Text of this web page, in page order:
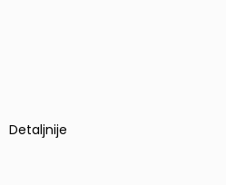
Detaljnije